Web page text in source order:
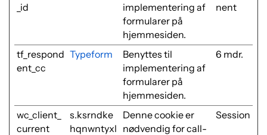
_id
implementering af
formularer på
hjemmesiden.
nent
tf_respond
ent_cc
Typeform
Benyttes til
implementering af
formularer på
hjemmesiden.
6 mdr.
wc_client_
current
s.ksrndke
hqnwntyxl
Denne cookie er
nødvendig for call-
Session